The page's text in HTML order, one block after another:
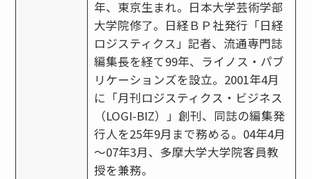
年、東京生まれ。日本大学芸術学部
大学院修了。日経ＢＰ社発行「日経
ロジスティクス」記者、流通専門誌
編集長を経て99年、ライノス・パブ
リケーションズを設立。2001年4月
に「月刊ロジスティクス・ビジネス
（LOGI-BIZ）」創刊、同誌の編集発
行人を25年9月まで務める。04年4月
～07年3月、多摩大学大学院客員教
授を兼務。